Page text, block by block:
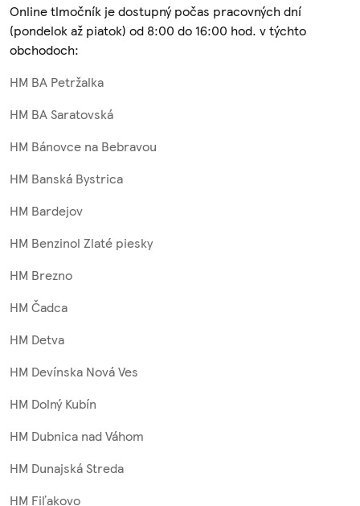
Online tlmočník je dostupný počas pracovných dní
(pondelok až piatok) od 8:00 do 16:00 hod. v týchto
obchodoch:
HM BA Petržalka
HM BA Saratovská
HM Bánovce na Bebravou
HM Banská Bystrica
HM Bardejov
HM Benzinol Zlaté piesky
HM Brezno
HM Čadca
HM Detva
HM Devínska Nová Ves
HM Dolný Kubín
HM Dubnica nad Váhom
HM Dunajská Streda
HM Fiľakovo